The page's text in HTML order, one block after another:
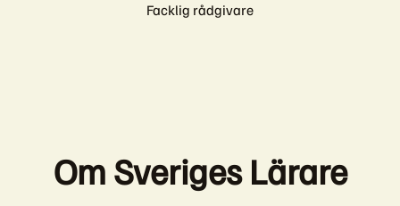
Facklig rådgivare
Om Sveriges Lärare